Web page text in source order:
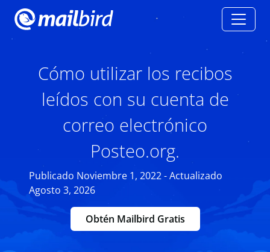
Cómo utilizar los recibos
leídos con su cuenta de
correo electrónico
Posteo.org.
Publicado Noviembre 1, 2022 - Actualizado
Agosto 3, 2026
Obtén Mailbird Gratis